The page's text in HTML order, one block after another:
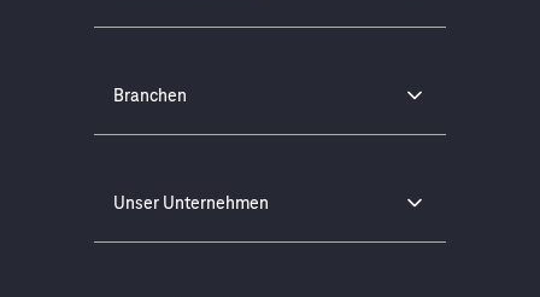
Branchen
Unser Unternehmen